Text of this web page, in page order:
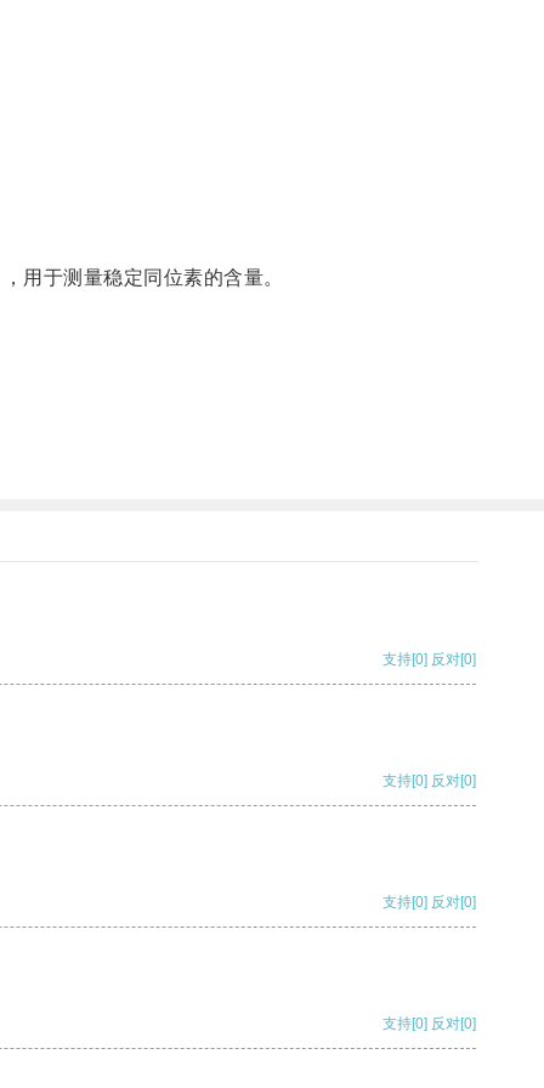
用于测量稳定同位素的含量。
支持[0] 反对[0]
支持[0] 反对[0]
支持[0] 反对[0]
支持[0] 反对[0]